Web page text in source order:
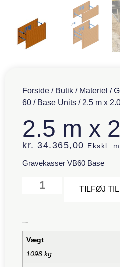
Forside / Butik / Materiel /
60 / Base Units / 2.5 m x
2.5 m x
kr. 34.365,00 Ekskl.
Gravekasser VB60 Base
TILFØJ
Vægt
1098 kg